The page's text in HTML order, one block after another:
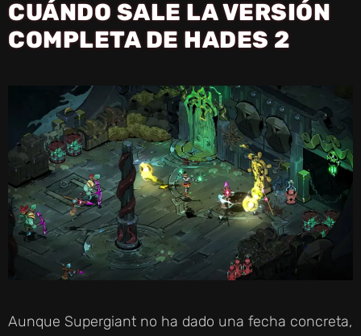
CUÁNDO SALE LA VERSIÓN
COMPLETA DE HADES 2
Aunque Supergiant no ha dado una fecha concreta,